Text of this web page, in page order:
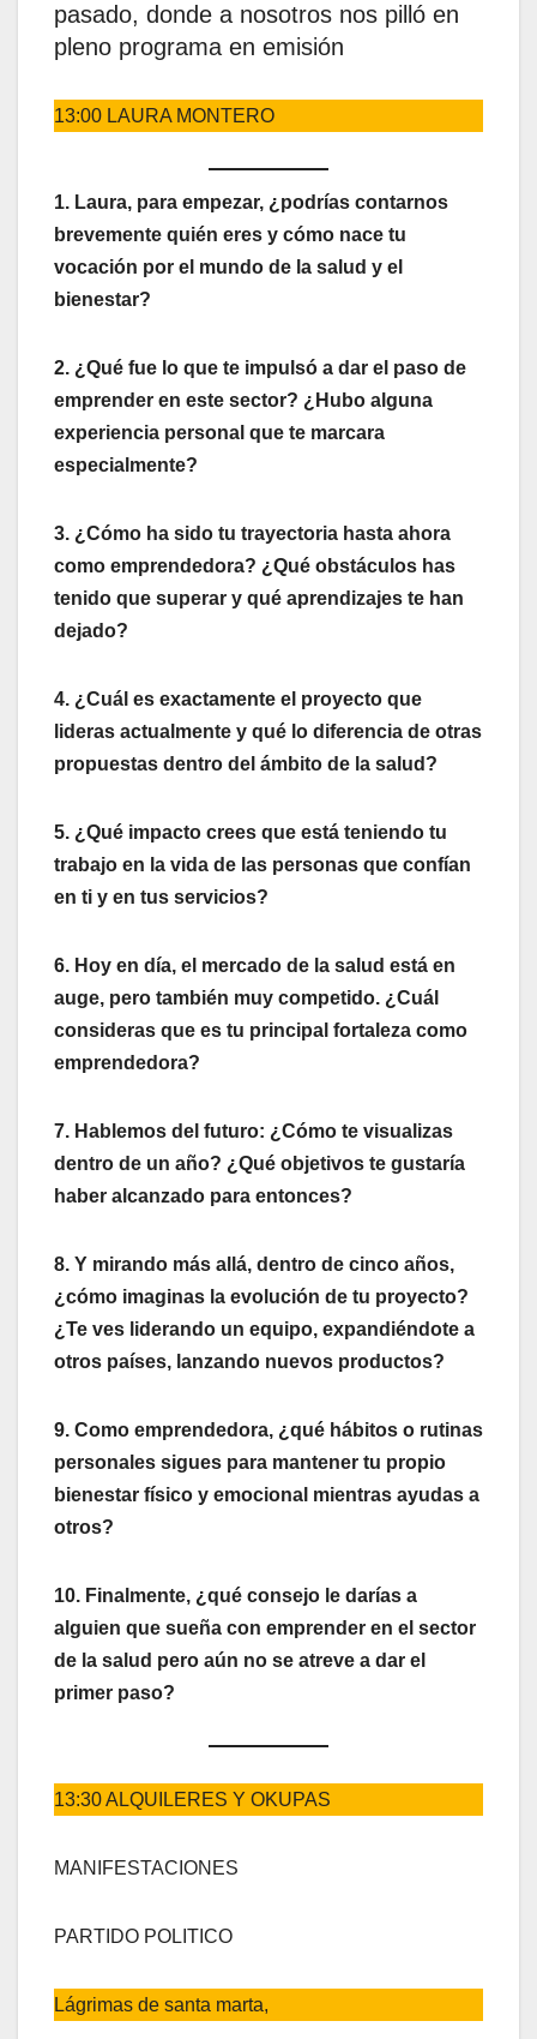
pasado, donde a nosotros nos pilló en
pleno programa en emisión
13:00 LAURA MONTERO
1. Laura, para empezar, ¿podrías contarnos
brevemente quién eres y cómo nace tu
vocación por el mundo de la salud y el
bienestar?
2. ¿Qué fue lo que te impulsó a dar el paso de
emprender en este sector? ¿Hubo alguna
experiencia personal que te marcara
especialmente?
3. ¿Cómo ha sido tu trayectoria hasta ahora
como emprendedora? ¿Qué obstáculos has
tenido que superar y qué aprendizajes te han
dejado?
4. ¿Cuál es exactamente el proyecto que
lideras actualmente y qué lo diferencia de otras
propuestas dentro del ámbito de la salud?
5. ¿Qué impacto crees que está teniendo tu
trabajo en la vida de las personas que confían
en ti y en tus servicios?
6. Hoy en día, el mercado de la salud está en
auge, pero también muy competido. ¿Cuál
consideras que es tu principal fortaleza como
emprendedora?
7. Hablemos del futuro: ¿Cómo te visualizas
dentro de un año? ¿Qué objetivos te gustaría
haber alcanzado para entonces?
8. Y mirando más allá, dentro de cinco años,
¿cómo imaginas la evolución de tu proyecto?
¿Te ves liderando un equipo, expandiéndote a
otros países, lanzando nuevos productos?
9. Como emprendedora, ¿qué hábitos o rutinas
personales sigues para mantener tu propio
bienestar físico y emocional mientras ayudas a
otros?
10. Finalmente, ¿qué consejo le darías a
alguien que sueña con emprender en el sector
de la salud pero aún no se atreve a dar el
primer paso?
13:30 ALQUILERES Y OKUPAS
MANIFESTACIONES
PARTIDO POLITICO
Lágrimas de santa marta,